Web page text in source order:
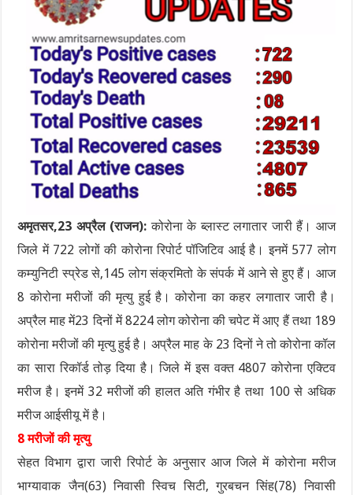
अमृतसर,23 अप्रैल (राजन): कोरोना के ब्लास्ट लगातार जारी हैं। आज
जिले में 722 लोगों की कोरोना रिपोर्ट पॉजिटिव आई है। इनमें 577 लोग
कम्युनिटी स्प्रेड से,145 लोग संक्रमितो के संपर्क में आने से हुए हैं। आज
8 कोरोना मरीजों की मृत्यु हुई है। कोरोना का कहर लगातार जारी है।
अप्रैल माह में23 दिनों में 8224 लोग कोरोना की चपेट में आए हैं तथा 189
कोरोना मरीजों की मृत्यु हुई है। अप्रैल माह के 23 दिनों ने तो कोरोना कॉल
का सारा रिकॉर्ड तोड़ दिया है। जिले में इस वक्त 4807 कोरोना एक्टिव
मरीज है। इनमें 32 मरीजों की हालत अति गंभीर है तथा 100 से अधिक
मरीज आईसीयू में है।
8 मरीजों की मृत्यु
सेहत विभाग द्वारा जारी रिपोर्ट के अनुसार आज जिले में कोरोना मरीज
भाग्यावाक जैन(63) निवासी स्विच सिटी, गुरबचन सिंह(78) निवासी